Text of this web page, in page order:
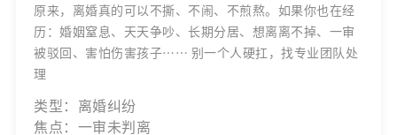
原来，离婚真的可以不撕、不闹、不煎熬。如果你也在经
历：婚姻窒息、天天争吵、长期分居、想离离不掉、一审
被驳回、害怕伤害孩子…… 别一个人硬扛，找专业团队处
理
类型：离婚纠纷
焦点：一审未判离